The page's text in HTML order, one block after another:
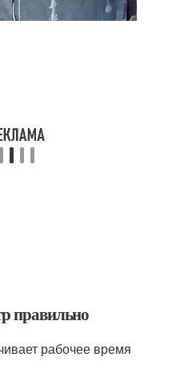
правильно
рабочее время